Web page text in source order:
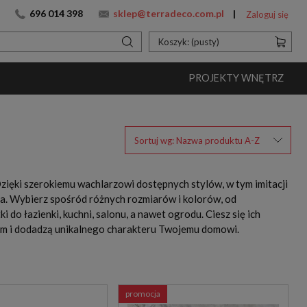
696 014 398 sklep@terradeco.com.pl Zaloguj się
Koszyk: (pusty)
PROJEKTY WNĘTRZ
Sortuj wg: Nazwa produktu A-Z
szerokiemu wachlarzowi dostępnych stylów, w tym imitacji
Wybierz spośród różnych rozmiarów i kolorów, od
łazienki, kuchni, salonu, a nawet ogrodu. Ciesz się ich
i dodadzą unikalnego charakteru Twojemu domowi.
promocja